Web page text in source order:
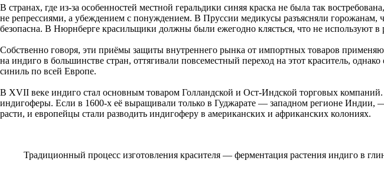
В странах, где из-за особенностей местной геральдики синяя краска не была так
не репрессиями, а убеждением с понуждением. В Пруссии медикусы разъясняли
безопасна. В Нюрнберге красильщики должны были ежегодно клясться, что не используют в
Собственно говоря, эти приёмы защиты внутреннего рынка от импортных товаров
на индиго в большинстве стран, оттягивали повсеместный переход на этот краситель,
синиль по всей Европе.
В XVII веке индиго стал основным товаром Голландской и Ост-Индской торговых компаний.
индигоферы. Если в 1600-х её выращивали только в Гуджарате — западном регионе Индии,
расти, и европейцы стали разводить индигоферу в американских и африканских колониях.
Традиционный процесс изготовления красителя — ферментация растения индиго в